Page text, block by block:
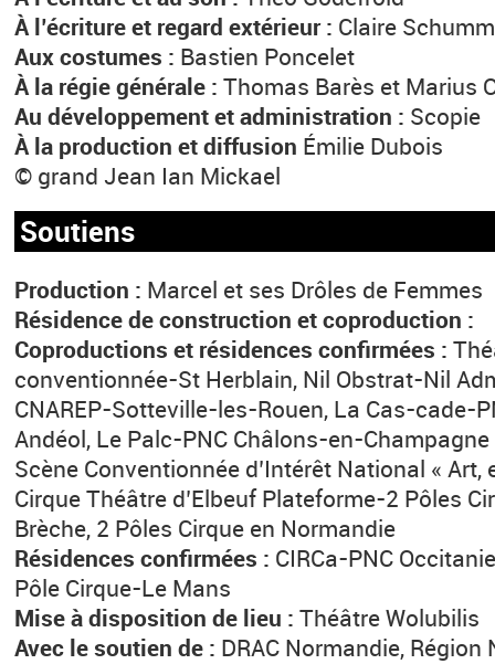
À l’écriture et regard extérieur : Claire
Aux costumes : Bastien Poncelet
À la régie générale : Thomas Barès et Marius
Au développement et administration : Scopie
À la production et diffusion Émilie Dubois
© grand Jean Ian Mickael
Soutiens
Production : Marcel et ses Drôles de Femmes
Résidence de construction et coproduction :
Coproductions et résidences confirmées :
conventionnée-St Herblain, Nil Obstrat-Nil
CNAREP-Sotteville-les-Rouen, La Cas-cade-
Andéol, Le Palc-PNC Châlons-en-Champagne
Scène Conventionnée d’Intérêt National « Art,
Cirque Théâtre d’Elbeuf Plateforme-2 Pôles
Brèche, 2 Pôles Cirque en Normandie
Résidences confirmées : CIRCa-PNC
Pôle Cirque-Le Mans
Mise à disposition de lieu : Théâtre Wolubilis
Avec le soutien de : DRAC Normandie, Région